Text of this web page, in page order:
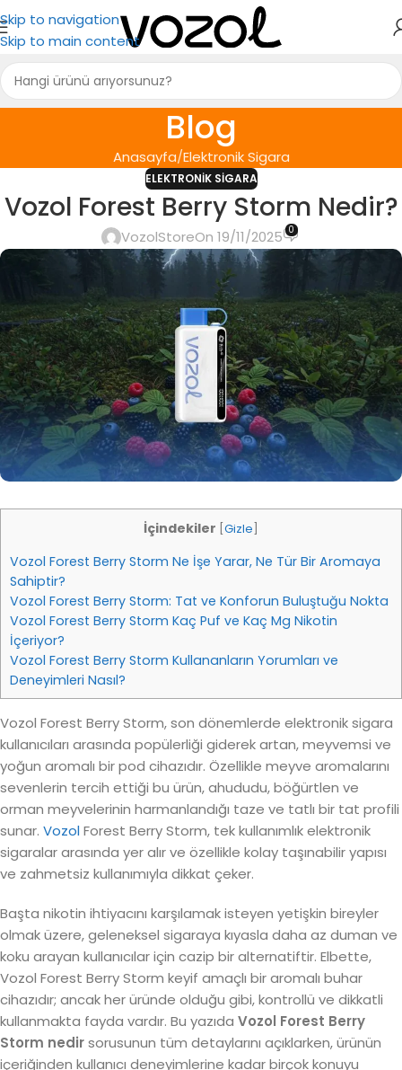
Skip to navigation
Skip to main content
Blog
Anasayfa Elektronik Sigara
ELEKTRONIK SIGARA
Vozol Forest Berry Storm Nedir?
VozolStoreOn 19/11/2025 0
İçindekiler Gizle
Vozol Forest Berry Storm Ne İşe Yarar, Ne Tür Bir Aromaya
Sahiptir?
Vozol Forest Berry Storm: Tat ve Konforun Buluştuğu Nokta
Vozol Forest Berry Storm Kaç Puf ve Kaç Mg Nikotin
İçeriyor?
Vozol Forest Berry Storm Kullananların Yorumları ve
Deneyimleri Nasıl?
Vozol Forest Berry Storm, son dönemlerde elektronik sigara
kullanıcıları arasında popülerliği giderek artan, meyvemsi ve
yoğun aromalı bir pod cihazıdır. Özellikle meyve aromalarını
sevenlerin tercih ettiği bu ürün, ahududu, böğürtlen ve
orman meyvelerinin harmanlandığı taze ve tatlı bir tat profili
sunar. VozolForest Berry Storm, tek kullanımlık elektronik
sigaralar arasında yer alır ve özellikle kolay taşınabilir yapısı
ve zahmetsiz kullanımıyla dikkat çeker.
Başta nikotin ihtiyacını karşılamak isteyen yetişkin bireyler
olmak üzere, geleneksel sigaraya kıyasla daha az duman ve
koku arayan kullanıcılar için cazip bir alternatiftir. Elbette,
Vozol Forest Berry Storm keyif amaçlı bir aromalı buhar
cihazıdır; ancak her üründe olduğu gibi, kontrollü ve dikkatli
kullanmakta fayda vardır. Bu yazıda Vozol Forest Berry
Storm nedirsorusunun tüm detaylarını açıklarken, ürünün
içeriğinden kullanıcı deneyimlerine kadar birçok konuyu